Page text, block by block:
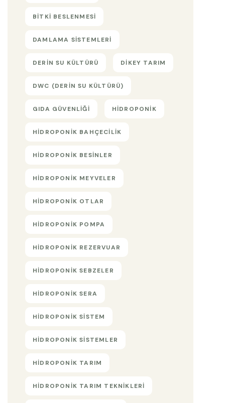
BITKI BESLENMESI
DAMLAMA SISTEMLERI
DERIN SU KÜLTÜRÜ DIKEY TARIM
DWC (DERIN SU KÜLTÜRÜ)
GIDA GÜVENLIĞI HIDROPONIK
HIDROPONIK BAHÇECILIK
HIDROPONIK BESINLER
HIDROPONIK MEYVELER
HIDROPONIK OTLAR
HIDROPONIK POMPA
HIDROPONIK REZERVUAR
HIDROPONIK SEBZELER
HIDROPONIK SERA
HIDROPONIK SISTEM
HIDROPONIK SISTEMLER
HIDROPONIK TARIM
HIDROPONIK TARIM TEKNIKLERI